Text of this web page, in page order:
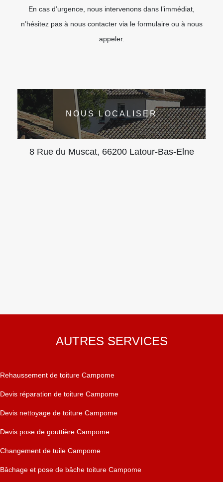
En cas d’urgence, nous intervenons dans l’immédiat,
n’hésitez pas à nous contacter via le formulaire ou à nous
appeler.
NOUS LOCALISER
8 Rue du Muscat, 66200 Latour-Bas-Elne
AUTRES SERVICES
Rehaussement de toiture Campome
Devis réparation de toiture Campome
Devis nettoyage de toiture Campome
Devis pose de gouttière Campome
Changement de tuile Campome
Bâchage et pose de bâche toiture Campome